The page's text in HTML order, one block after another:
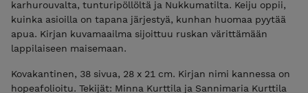
karhurouvalta, tunturipöllöltä ja Nukkumatilta. Keiju oppii,
kuinka asioilla on tapana järjestyä, kunhan huomaa pyytää
apua. Kirjan kuvamaailma sijoittuu ruskan värittämään
lappilaiseen maisemaan.
Kovakantinen, 38 sivua, 28 x 21 cm. Kirjan nimi kannessa on
hopeafolioitu. Tekijät: Minna Kurttila ja Sannimaria Kurttila